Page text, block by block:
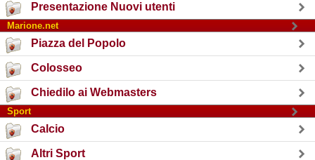
Presentazione Nuovi utenti
Marione.net
Piazza del Popolo
Colosseo
Chiedilo ai Webmasters
Sport
Calcio
Altri Sport